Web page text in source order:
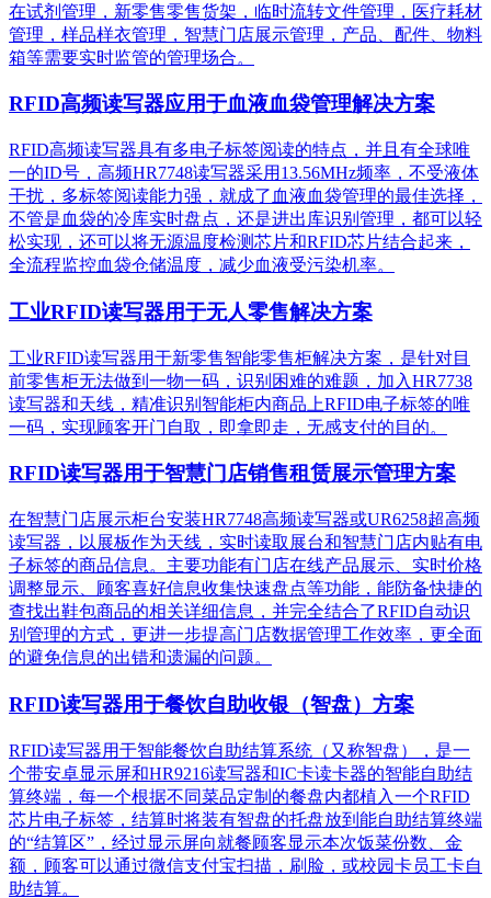
在试剂管理，新零售零售货架，临时流转文件管理，医疗耗材
管理，样品样衣管理，智慧门店展示管理，产品、配件、物料
箱等需要实时监管的管理场合。
RFID高频读写器应用于血液血袋管理解决方案
RFID高频读写器具有多电子标签阅读的特点，并且有全球唯
一的ID号，高频HR7748读写器采用13.56MHz频率，不受液体
干扰，多标签阅读能力强，就成了血液血袋管理的最佳选择，
不管是血袋的冷库实时盘点，还是进出库识别管理，都可以轻
松实现，还可以将无源温度检测芯片和RFID芯片结合起来，
全流程监控血袋仓储温度，减少血液受污染机率。
工业RFID读写器用于无人零售解决方案
工业RFID读写器用于新零售智能零售柜解决方案，是针对目
前零售柜无法做到一物一码，识别困难的难题，加入HR7738
读写器和天线，精准识别​智能柜内商品上RFID电子标签的唯
一码，实现顾客开门自取，即拿即走，无感支付的目的。
RFID读写器用于智慧门店销售租赁展示管理方案
在智慧门店展示柜台安装HR7748高频读写器或UR6258超高频
读写器，以展板作为天线，实时读取展台和智慧门店内贴有电
子标签的商品信息。主要功能有门店在线产品展示、实时价格
调整显示、顾客喜好信息收集快速盘点等功能，能防备快捷的
查找出鞋包商品的相关详细信息，并完全结合了RFID自动识
别管理的方式，更进一步提高门店数据管理工作效率，更全面
的避免信息的出错和遗漏的问题。
RFID读写器用于餐饮自助收银（智盘）方案
RFID读写器用于智能餐饮自助结算系统（又称智盘），是一
个带安卓显示屏和HR9216读写器和IC卡读卡器的智能自助结
算终端，每一个根据不同菜品定制的餐盘内都植入一个RFID
芯片电子标签，结算时将装有智盘的托盘放到能自助结算终端
的“结算区”，经过显示屏向就餐顾客显示本次饭菜份数、金
额，顾客可以通过微信支付宝扫描，刷脸，或校园卡员工卡自
助结算。